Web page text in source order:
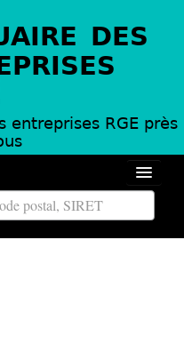
des
entreprises RGE près